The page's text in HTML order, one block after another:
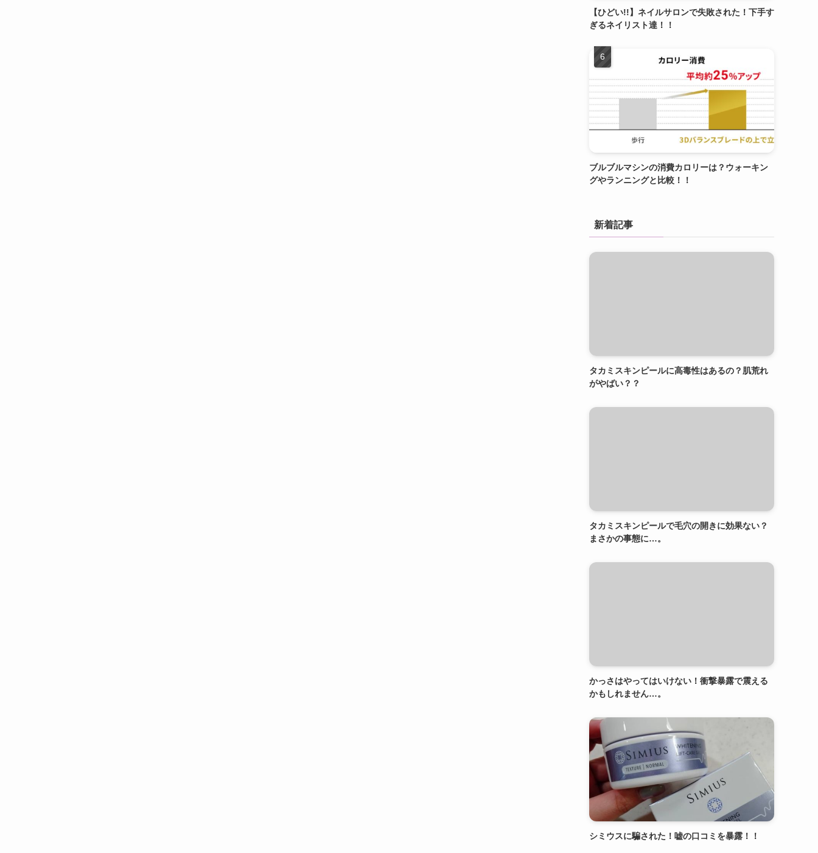
【ひどい!!】ネイルサロンで失敗された！下手す
ぎるネイリスト達！！
ブルブルマシンの消費カロリーは？ウォーキン
グやランニングと比較！！
新着記事
タカミスキンピールに高毒性はあるの？肌荒れ
がやばい？？
タカミスキンピールで毛穴の開きに効果ない？
まさかの事態に…。
かっさはやってはいけない！衝撃暴露で震える
かもしれません…。
シミウスに騙された！嘘の口コミを暴露！！